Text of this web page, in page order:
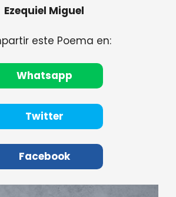
Ezequiel Miguel
este Poema en:
Whatsapp
Twitter
Facebook